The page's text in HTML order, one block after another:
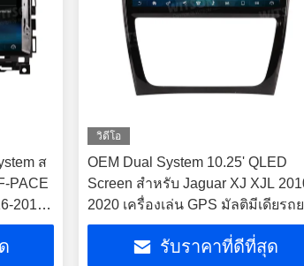
ส
PACE
2019
วิดีโอ
OEM Dual System 10.25' QLED
Screen สําหรับ Jaguar XJ XJL
2020 เครื่องเล่น GPS มัลติมีเดียรถ
รับราคาที่ดีที่สุด